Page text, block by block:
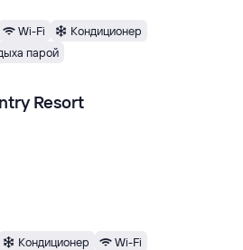
Wi-Fi
Кондиционер
парой
Resort
Кондиционер
Wi-Fi